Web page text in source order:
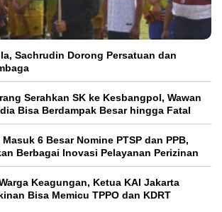
Sachrudin Dorong Persatuan dan
Serahkan SK ke Kesbangpol, Wawan
Bisa Berdampak Besar hingga Fatal
6 Besar Nomine PTSP dan PPB,
Berbagai Inovasi Pelayanan Perizinan
Keagungan, Ketua KAI Jakarta
Bisa Memicu TPPO dan KDRT